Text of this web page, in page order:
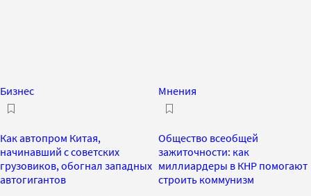
Бизнес
Как автопром Китая,
начинавший с советских
грузовиков, обогнал западных
автогигантов
Мнения
Общество всеобщей
зажиточности: как
миллиардеры в КНР помогают
строить коммунизм